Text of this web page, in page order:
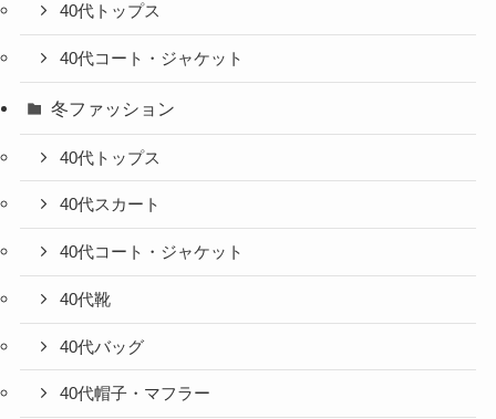
40代トップス
40代コート・ジャケット
冬ファッション
40代トップス
40代スカート
40代コート・ジャケット
40代靴
40代バッグ
40代帽子・マフラー